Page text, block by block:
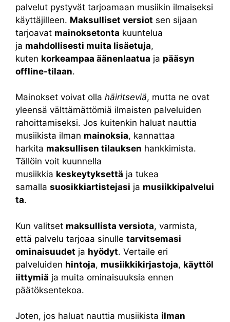
palvelut pystyvät tarjoamaan musiikin ilmaiseksi
käyttäjilleen. Maksulliset versiot sen sijaan
tarjoavat mainoksetonta kuuntelua
ja mahdollisesti muita lisäetuja,
kuten korkeampaa äänenlaatua ja pääsyn
offline-tilaan.
Mainokset voivat olla häiritseviä, mutta ne ovat
yleensä välttämättömiä ilmaisten palveluiden
rahoittamiseksi. Jos kuitenkin haluat nauttia
musiikista ilman mainoksia, kannattaa
harkita maksullisen tilauksen hankkimista.
Tällöin voit kuunnella
musiikkia keskeytyksettä ja tukea
samalla suosikkiartistejasi ja musiikkipalvelui
ta.
Kun valitset maksullista versiota, varmista,
että palvelu tarjoaa sinulle tarvitsemasi
ominaisuudet ja hyödyt. Vertaile eri
palveluiden hintoja, musiikkikirjastoja, käyttöl
iittymiä ja muita ominaisuuksia ennen
päätöksentekoa.
Joten, jos haluat nauttia musiikista ilman